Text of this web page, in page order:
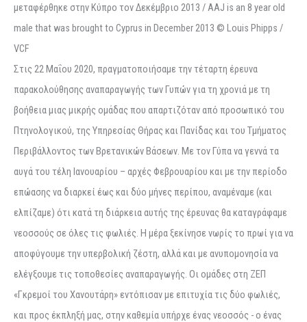
μεταφέρθηκε στην Κύπρο τον Δεκέμβριο 2013 / AAJ is an 8 year old
male that was brought to Cyprus in December 2013 © Louis Phipps /
VCF
Στις 22 Μαΐου 2020, πραγματοποιήσαμε την τέταρτη έρευνα
παρακολούθησης αναπαραγωγής των Γυπών για τη χρονιά με τη
βοήθεια μιας μικρής ομάδας που απαρτιζόταν από προσωπικό του
Πτηνολογικού, της Υπηρεσίας Θήρας και Πανίδας και του Τμήματος
Περιβάλλοντος των Βρετανικών Βάσεων. Με τον Γύπα να γεννά τα
αυγά του τέλη Ιανουαρίου – αρχές Φεβρουαρίου και με την περίοδο
επώασης να διαρκεί έως και δύο μήνες περίπου, αναμέναμε (και
ελπίζαμε) ότι κατά τη διάρκεια αυτής της έρευνας θα καταγράφαμε
νεοσσούς σε όλες τις φωλιές. Η μέρα ξεκίνησε νωρίς το πρωί για να
αποφύγουμε την υπερβολική ζέστη, αλλά και με ανυπομονησία να
ελέγξουμε τις τοποθεσίες αναπαραγωγής. Οι ομάδες στη ΖΕΠ
«Γκρεμοί του Χανουτάρη» εντόπισαν με επιτυχία τις δύο φωλιές,
και προς έκπληξή μας, στην καθεμία υπήρχε ένας νεοσσός - ο ένας